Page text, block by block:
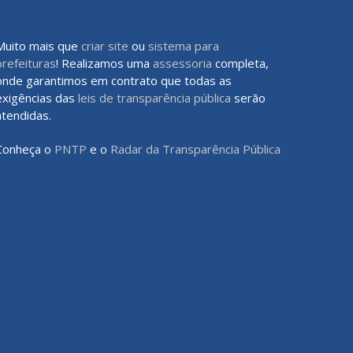
mais que criar site ou sistema para
! Realizamos uma assessoria completa,
garantimos em contrato que todas as
das leis de transparência pública serão
o PNTP e o Radar da Transparência Pública